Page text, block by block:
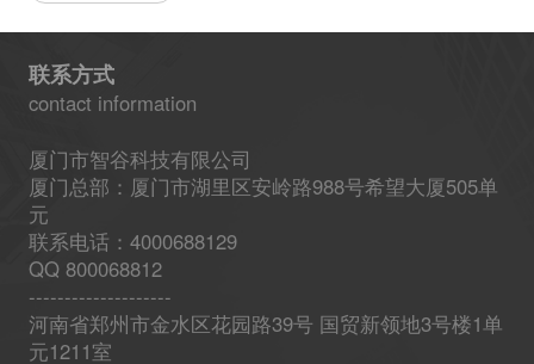
联系方式
contact information
厦门市智谷科技有限公司
厦门总部：厦门市湖里区安岭路988号希望大厦505单
元
联系电话：4000688129
QQ 800068812
--------------------
河南省郑州市金水区花园路39号 国贸新领地3号楼1单
元1211室